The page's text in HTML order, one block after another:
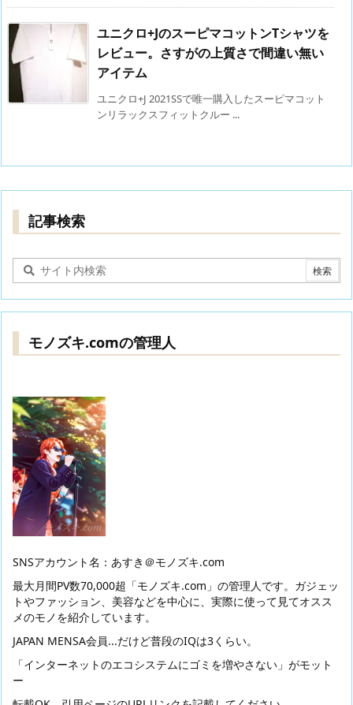
ユニクロ+JのスーピマコットンTシャツを
レビュー。さすがの上質さで間違い無い
アイテム
ユニクロ+J 2021SSで唯一購入したスーピマコット
ンリラックスフィットクルー ...
記事検索
モノズキ.comの管理人
SNSアカウント名：あすき＠モノズキ.com
最大月間PV数70,000超「モノズキ.com」の管理人です。ガジェッ
トやファッション、美容などを中心に、実際に使って見てオスス
メのモノを紹介しています。
JAPAN MENSA会員...だけど普段のIQは3くらい。
「インターネットのエコシステムにゴミを増やさない」がモット
ー